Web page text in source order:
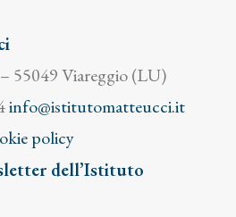
55049 Viareggio (LU)
info@istitutomatteucci.it
policy
dell’Istituto